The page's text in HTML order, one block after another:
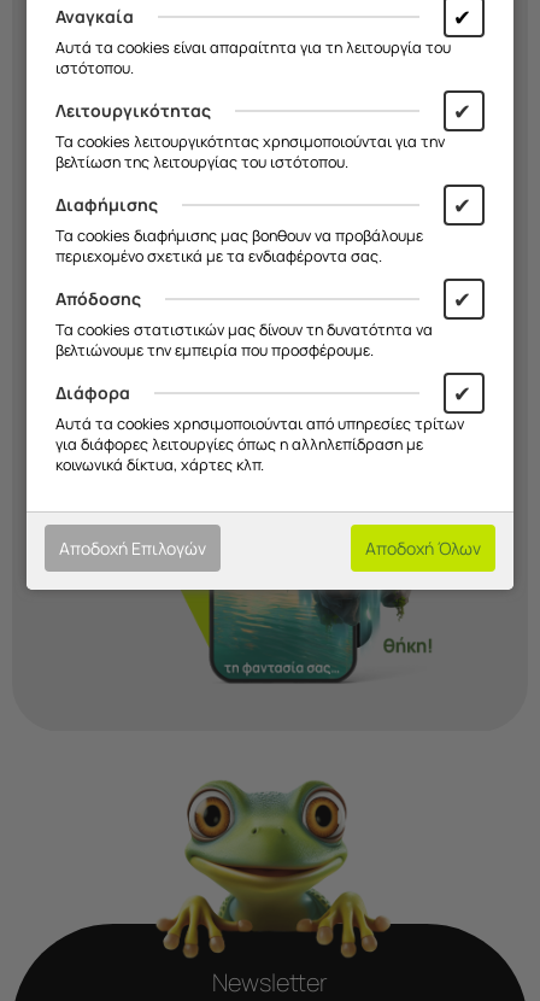
τόσο μοναδική όσο κι
Διάλεξε σχέδιο, χρώμα και υλικό και
δημιούργησε μιαμοναδική θήκη
εκφράζει το στιλ σου. Εσύαποφασίζεις
εμείς τηνκατασκευάζουμε!
Ξεκίνα Τώρα!
Newsletter
Αναγκαία ✔
Αυτά τα cookies είναι απαραίτητα για τη λειτουργία του
ιστότοπου.
Λειτουργικότητας ✔
Τα cookies λειτουργικότητας χρησιμοποιούνται για την
βελτίωση της λειτουργίας του ιστότοπου.
Διαφήμισης ✔
Τα cookies διαφήμισης μας βοηθουν να προβάλουμε
περιεχομένο σχετικά με τα ενδιαφέροντα σας.
Απόδοσης ✔
Τα cookies στατιστικών μας δίνουν τη δυνατότητα να
βελτιώνουμε την εμπειρία που προσφέρουμε.
Διάφορα ✔
Αυτά τα cookies χρησιμοποιούνται από υπηρεσίες τρίτων
για διάφορες λειτουργίες όπως η αλληλεπίδραση με
κοινωνικά δίκτυα, χάρτες κλπ.
Αποδοχή Επιλογών Αποδοχή Όλων